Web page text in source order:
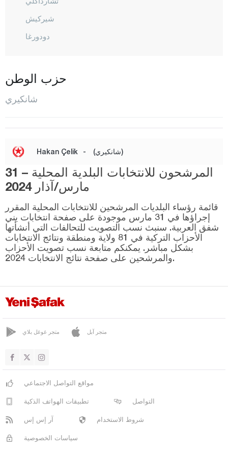
شيركيش
دودورغا
إيلغاز
أورطا
شعبان أوزو
صاتشاك
يابراكلي
يايلاكنت
دينيزلي
دياربكر
دوزجا
إلازغ
حزب الوطن
شانكيري
Hakan Çelik - (شانكيري)
المرشحون للانتخابات البلدية المحلية – 31
مارس/آذار 2024
قائمة رؤساء البلديات المرشحين للانتخابات المحلية المقرر
إجراؤها في 31 مارس موجودة على صفحة انتخابات يني
شفق العربية. سنبث نسب التصويت للتحالفات التي أنشأتها
الأحزاب التركية في 81 ولاية ومنطقة ونتائج الانتخابات
بشكل مباشر. يمكنكم متابعة نسب تصويت الأحزاب
والمرشحين على صفحة نتائج الانتخابات 2024.
متجر غوغل بلاي متجر آبل
مواقع التواصل الاجتماعي
تطبيقات الهواتف الذكية التواصل
آر إس إس شروط الاستخدام
سياسات الخصوصية